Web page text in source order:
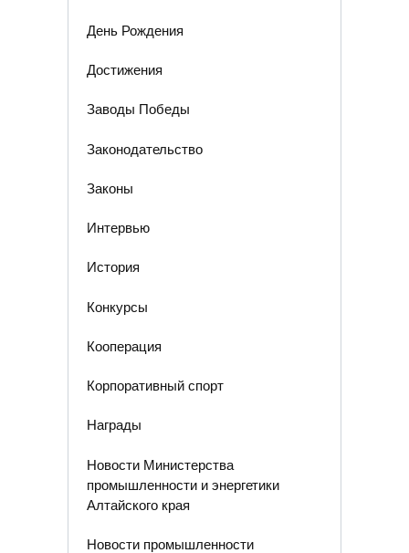
День Рождения
Достижения
Заводы Победы
Законодательство
Законы
Интервью
История
Конкурсы
Кооперация
Корпоративный спорт
Награды
Новости Министерства
промышленности и энергетики
Алтайского края
Новости промышленности